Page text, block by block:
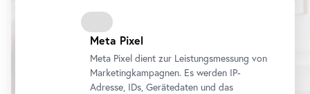
Meta Pixel
Meta Pixel dient zur Leistungsmessung von
Marketingkampagnen. Es werden IP-
Adresse, IDs, Gerätedaten und das